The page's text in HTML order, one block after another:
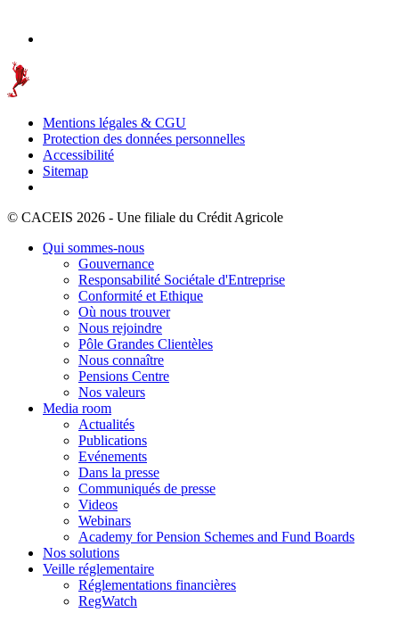
Mentions légales & CGU
Protection des données personnelles
Accessibilité
Sitemap
© CACEIS 2026 - Une filiale du Crédit Agricole
Qui sommes-nous
Gouvernance
Responsabilité Sociétale d'Entreprise
Conformité et Ethique
Où nous trouver
Nous rejoindre
Pôle Grandes Clientèles
Nous connaître
Pensions Centre
Nos valeurs
Media room
Actualités
Publications
Evénements
Dans la presse
Communiqués de presse
Videos
Webinars
Academy for Pension Schemes and Fund Boards
Nos solutions
Veille réglementaire
Réglementations financières
RegWatch